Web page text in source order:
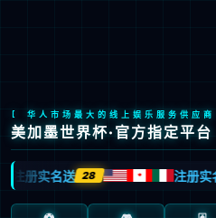
emc易倍文化
践行“通”的哲学，以人为本，诚信通达；
立天人合一之德，行大健康之道。
了解更多>